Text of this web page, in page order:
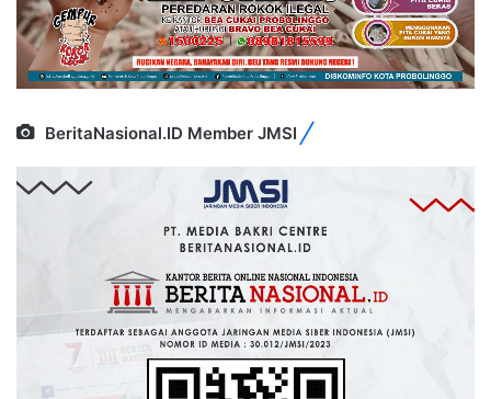
BeritaNasional.ID Member JMSI